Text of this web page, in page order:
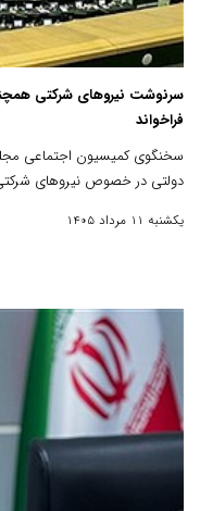
سرنوشت نیروهای شرکتی
فراخواند
سخنگوی کمیسیون اجتماعی
دولتی در خصوص نیروهای
یکشنبه 11 مرداد 1405